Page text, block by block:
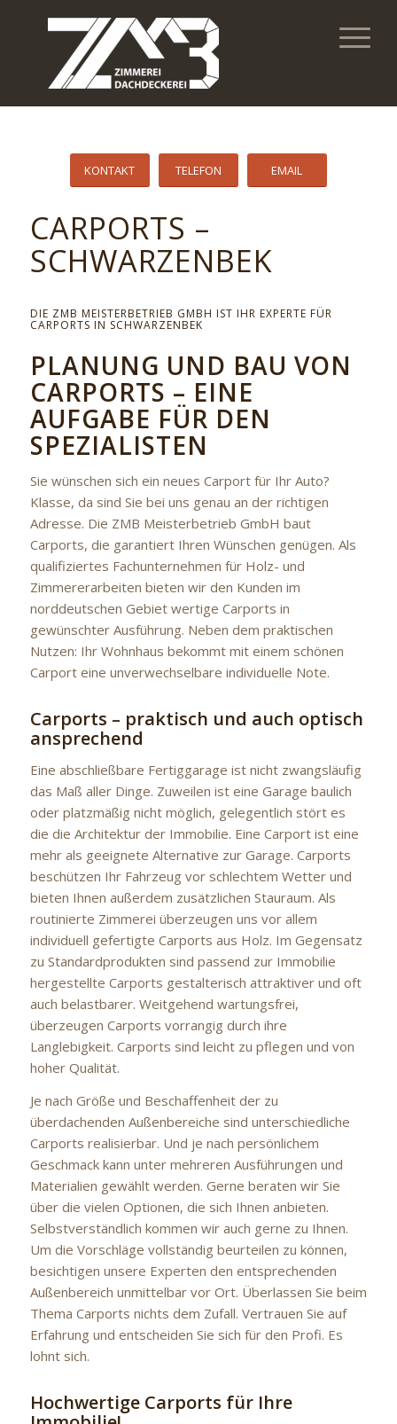
KONTAKT TELEFON EMAIL
CARPORTS –
SCHWARZENBEK
DIE ZMB MEISTERBETRIEB GMBH IST IHR EXPERTE FÜR
CARPORTS IN SCHWARZENBEK
PLANUNG UND BAU VON
CARPORTS – EINE
AUFGABE FÜR DEN
SPEZIALISTEN
Sie wünschen sich ein neues Carport für Ihr Auto?
Klasse, da sind Sie bei uns genau an der richtigen
Adresse. Die ZMB Meisterbetrieb GmbH baut
Carports, die garantiert Ihren Wünschen genügen. Als
qualifiziertes Fachunternehmen für Holz- und
Zimmererarbeiten bieten wir den Kunden im
norddeutschen Gebiet wertige Carports in
gewünschter Ausführung. Neben dem praktischen
Nutzen: Ihr Wohnhaus bekommt mit einem schönen
Carport eine unverwechselbare individuelle Note.
Carports – praktisch und auch optisch
ansprechend
Eine abschließbare Fertiggarage ist nicht zwangsläufig
das Maß aller Dinge. Zuweilen ist eine Garage baulich
oder platzmäßig nicht möglich, gelegentlich stört es
die die Architektur der Immobilie. Eine Carport ist eine
mehr als geeignete Alternative zur Garage. Carports
beschützen Ihr Fahrzeug vor schlechtem Wetter und
bieten Ihnen außerdem zusätzlichen Stauraum. Als
routinierte Zimmerei überzeugen uns vor allem
individuell gefertigte Carports aus Holz. Im Gegensatz
zu Standardprodukten sind passend zur Immobilie
hergestellte Carports gestalterisch attraktiver und oft
auch belastbarer. Weitgehend wartungsfrei,
überzeugen Carports vorrangig durch ihre
Langlebigkeit. Carports sind leicht zu pflegen und von
hoher Qualität.
Je nach Größe und Beschaffenheit der zu
überdachenden Außenbereiche sind unterschiedliche
Carports realisierbar. Und je nach persönlichem
Geschmack kann unter mehreren Ausführungen und
Materialien gewählt werden. Gerne beraten wir Sie
über die vielen Optionen, die sich Ihnen anbieten.
Selbstverständlich kommen wir auch gerne zu Ihnen.
Um die Vorschläge vollständig beurteilen zu können,
besichtigen unsere Experten den entsprechenden
Außenbereich unmittelbar vor Ort. Überlassen Sie beim
Thema Carports nichts dem Zufall. Vertrauen Sie auf
Erfahrung und entscheiden Sie sich für den Profi. Es
lohnt sich.
Hochwertige Carports für Ihre